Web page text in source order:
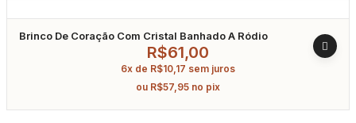
Brinco De Coração Com Cristal Banhado A Ródio
R$61,00
6x de R$10,17 sem juros
ou R$57,95 no pix